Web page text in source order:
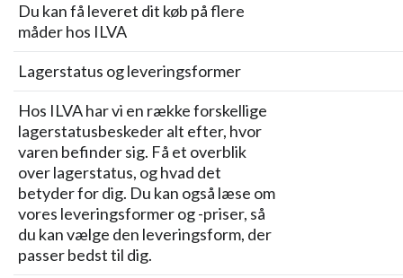
Du kan få leveret dit køb på flere
måder hos ILVA
Lagerstatus og leveringsformer
Hos ILVA har vi en række forskellige
lagerstatusbeskeder alt efter, hvor
varen befinder sig. Få et overblik
over lagerstatus, og hvad det
betyder for dig. Du kan også læse om
vores leveringsformer og -priser, så
du kan vælge den leveringsform, der
passer bedst til dig.